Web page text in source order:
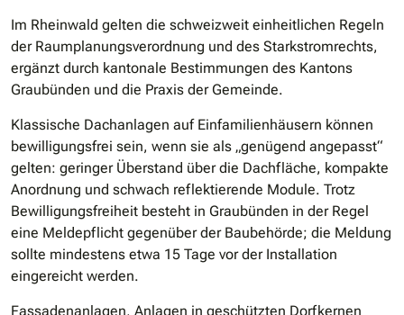
Im Rheinwald gelten die schweizweit einheitlichen Regeln
der Raumplanungsverordnung und des Starkstromrechts,
ergänzt durch kantonale Bestimmungen des Kantons
Graubünden und die Praxis der Gemeinde.
Klassische Dachanlagen auf Einfamilienhäusern können
bewilligungsfrei sein, wenn sie als „genügend angepasst“
gelten: geringer Überstand über die Dachfläche, kompakte
Anordnung und schwach reflektierende Module. Trotz
Bewilligungsfreiheit besteht in Graubünden in der Regel
eine Meldepflicht gegenüber der Baubehörde; die Meldung
sollte mindestens etwa 15 Tage vor der Installation
eingereicht werden.
Fassadenanlagen, Anlagen in geschützten Dorfkernen